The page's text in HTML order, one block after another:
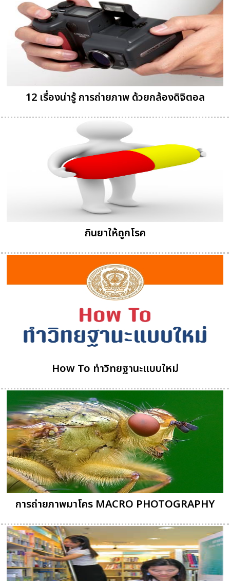
12 เรื่องน่ารู้ การถ่ายภาพ ด้วยกล้องดิจิตอล
กินยาให้ถูกโรค
How To ทำวิทยฐานะแบบใหม่
การถ่ายภาพมาโคร MACRO PHOTOGRAPHY